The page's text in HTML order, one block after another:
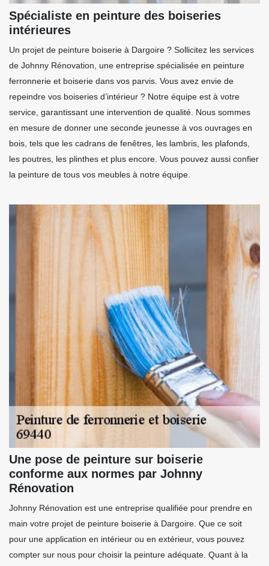
Spécialiste en peinture des boiseries
intérieures
Un projet de peinture boiserie à Dargoire ? Sollicitez les services
de Johnny Rénovation, une entreprise spécialisée en peinture
ferronnerie et boiserie dans vos parvis. Vous avez envie de
repeindre vos boiseries d’intérieur ? Notre équipe est à votre
service, garantissant une intervention de qualité. Nous sommes
en mesure de donner une seconde jeunesse à vos ouvrages en
bois, tels que les cadrans de fenêtres, les lambris, les plafonds,
les poutres, les plinthes et plus encore. Vous pouvez aussi confier
la peinture de tous vos meubles à notre équipe.
Une pose de peinture sur boiserie
conforme aux normes par Johnny
Rénovation
Johnny Rénovation est une entreprise qualifiée pour prendre en
main votre projet de peinture boiserie à Dargoire. Que ce soit
pour une application en intérieur ou en extérieur, vous pouvez
compter sur nous pour choisir la peinture adéquate. Quant à la